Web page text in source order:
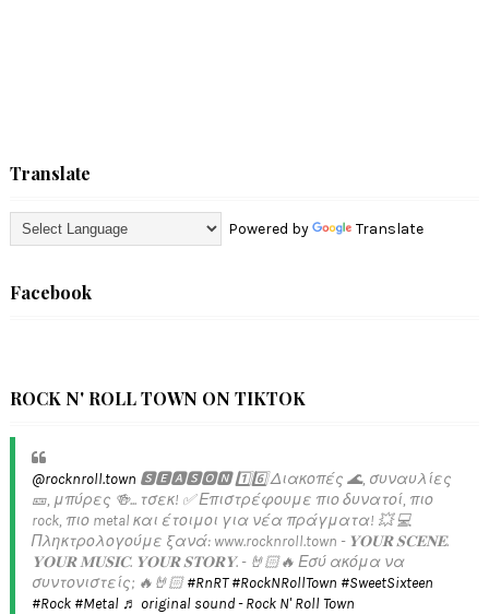
Translate
Powered by Translate
Facebook
ROCK N' ROLL TOWN ON TIKTOK
@rocknroll.town 🆂🅴🅰🆂🅾🅽 1️⃣6️⃣ Διακοπές 🌊, συναυλίες
🎫, μπύρες 🍻... τσεκ! ✅️ Επιστρέφουμε πιο δυνατοί, πιο
rock, πιο metal και έτοιμοι για νέα πράγματα! 💥 💻
Πληκτρολογούμε ξανά: www.rocknroll.town - 𝐘𝐎𝐔𝐑 𝐒𝐂𝐄𝐍𝐄.
𝐘𝐎𝐔𝐑 𝐌𝐔𝐒𝐈𝐂. 𝐘𝐎𝐔𝐑 𝐒𝐓𝐎𝐑𝐘. - 🤘🏻🔥 Εσύ ακόμα να
συντονιστείς; 🔥🤘🏻#RnRT #RockNRollTown #SweetSixteen
#Rock #Metal ♬ original sound - Rock N' Roll Town